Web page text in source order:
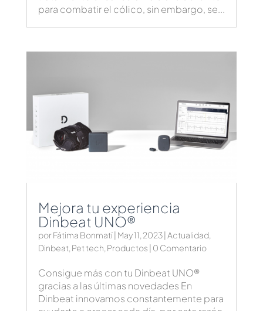
para combatir el cólico, sin embargo, se...
Mejora tu experiencia
Dinbeat UNO®
porFátima Bonmatí| May 11, 2023| Actualidad,
Dinbeat, Pet tech, Productos | 0 Comentario
Consigue más con tu Dinbeat UNO®
gracias a las últimas novedades En
Dinbeat innovamos constantemente para